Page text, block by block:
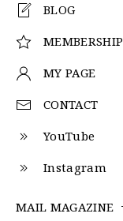
BLOG
MEMBERSHIP
MY PAGE
CONTACT
YouTube
Instagram
MAIL MAGAZINE